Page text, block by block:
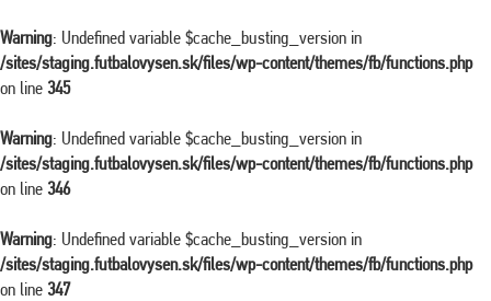
Warning: Undefined variable $cache_busting_version in
/sites/staging.futbalovysen.sk/files/wp-content/themes/fb/functions.php
on line 345
Warning: Undefined variable $cache_busting_version in
/sites/staging.futbalovysen.sk/files/wp-content/themes/fb/functions.php
on line 346
Warning: Undefined variable $cache_busting_version in
/sites/staging.futbalovysen.sk/files/wp-content/themes/fb/functions.php
on line 347